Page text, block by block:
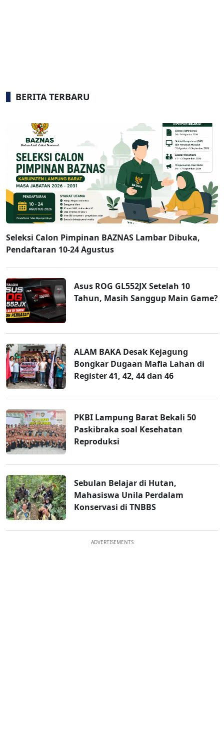
BERITA TERBARU
Seleksi Calon Pimpinan BAZNAS Lambar Dibuka,
Pendaftaran 10-24 Agustus
Asus ROG GL552JX Setelah 10
Tahun, Masih Sanggup Main Game?
ALAM BAKA Desak Kejagung
Bongkar Dugaan Mafia Lahan di
Register 41, 42, 44 dan 46
PKBI Lampung Barat Bekali 50
Paskibraka soal Kesehatan
Reproduksi
Sebulan Belajar di Hutan,
Mahasiswa Unila Perdalam
Konservasi di TNBBS
ADVERTISEMENTS